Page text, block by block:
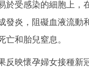
於受感染的細胞上，
發炎，阻礙血液流動
亡和胎兒窒息。
反映懷孕婦女接種新